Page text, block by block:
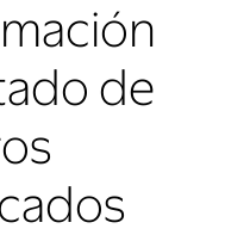
de